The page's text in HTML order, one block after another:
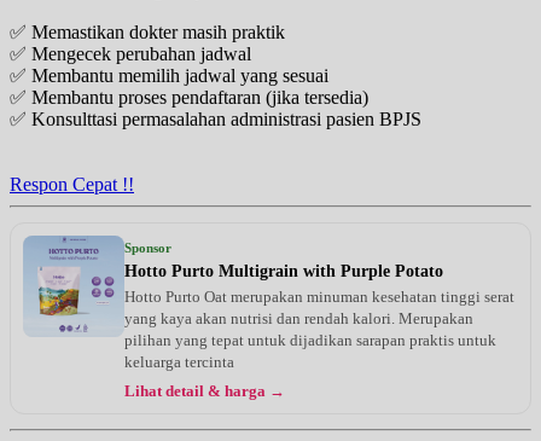
Selasa, 01/09/2026
Jam 10:00 - 12:00
EKSEKUTIF
Jumat, 04/09/2026
✅ Memastikan dokter masih praktik
✅ Mengecek perubahan jadwal
✅ Membantu memilih jadwal yang sesuai
✅ Membantu proses pendaftaran (jika tersedia)
✅ Konsulttasi permasalahan administrasi pasien BPJS
Respon Cepat !!
Sponsor
Hotto Purto Multigrain with Purple Potato
Hotto Purto Oat merupakan minuman kesehatan tinggi serat
yang kaya akan nutrisi dan rendah kalori. Merupakan
pilihan yang tepat untuk dijadikan sarapan praktis untuk
keluarga tercinta
Lihat detail & harga →